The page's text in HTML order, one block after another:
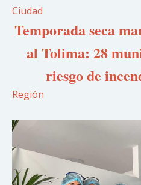
Ciudad
Temporada seca
al Tolima: 28
riesgo de
Región